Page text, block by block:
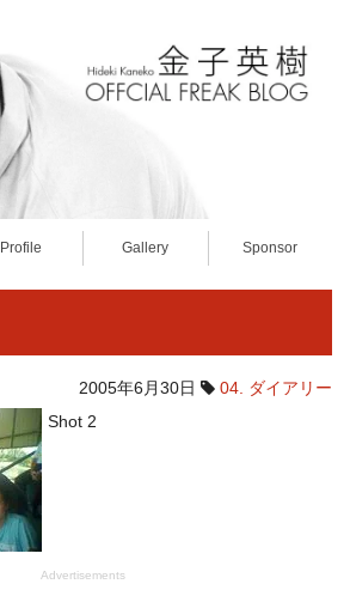
Profile Gallery Sponsor
2005年6月30日
04. ダイアリー
Shot 2
Advertisements